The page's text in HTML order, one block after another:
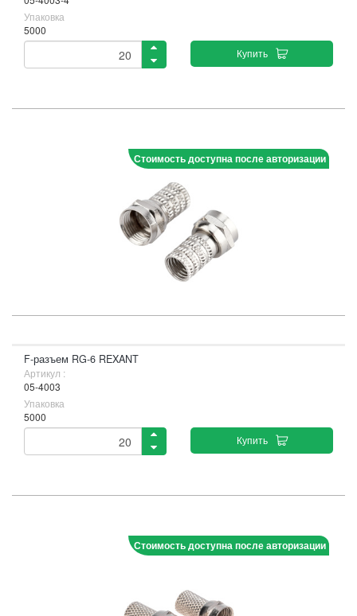
Упаковка
5000
Купить
Стоимость доступна после авторизации
F-разъем RG-6 REXANT
Артикул :
05-4003
Упаковка
5000
Купить
Стоимость доступна после авторизации